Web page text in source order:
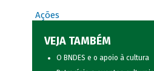
Ações
VEJA TAMBÉM
O BNDES e o apoio à cultura